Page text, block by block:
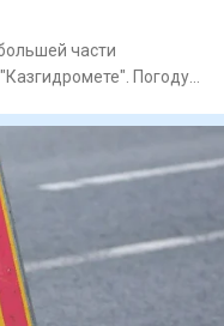
части
Погоду